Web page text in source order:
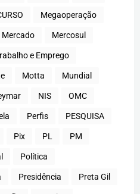
Megaoperação
Mercado Mercosul
e Emprego
Motta Mundial
NIS OMC
Perfis PESQUISA
Pix PL PM
Política
Presidência Preta Gil